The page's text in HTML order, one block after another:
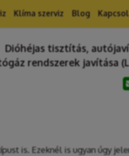
Klíma szerviz Blog
Dióhéjas tisztítás,
rendszerek javítása
is. Ezeknél is ugyan úgy